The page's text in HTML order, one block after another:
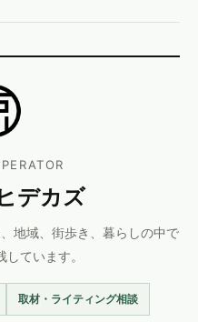
ヒデカズ
地域、街歩き、暮らしの中で
ています。
取材・ライティング相談